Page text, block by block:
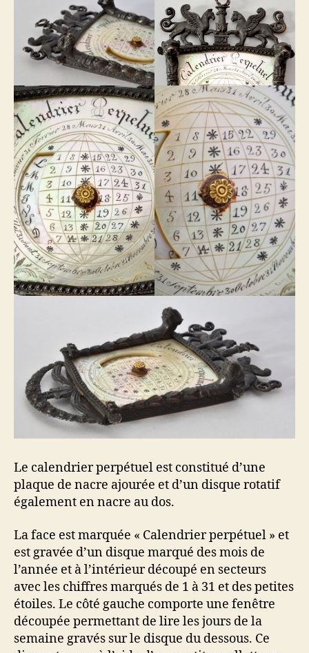
Le calendrier perpétuel est constitué d’une
plaque de nacre ajourée et d’un disque rotatif
également en nacre au dos.
La face est marquée « Calendrier perpétuel » et
est gravée d’un disque marqué des mois de
l’année et à l’intérieur découpé en secteurs
avec les chiffres marqués de 1 à 31 et des petites
étoiles. Le côté gauche comporte une fenêtre
découpée permettant de lire les jours de la
semaine gravés sur le disque du dessous. Ce